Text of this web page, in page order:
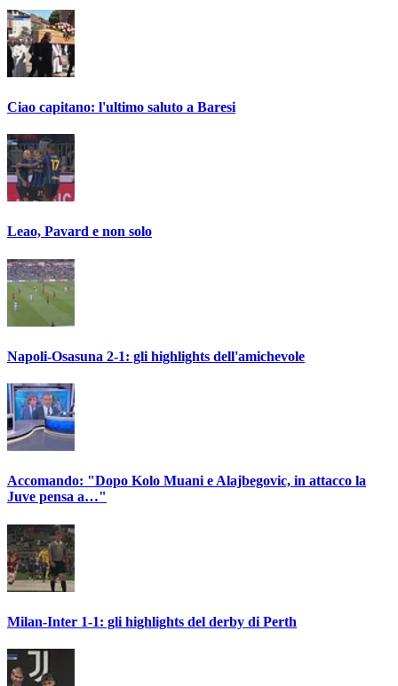
Ciao capitano: l'ultimo saluto a Baresi
Leao, Pavard e non solo
Napoli-Osasuna 2-1: gli highlights dell'amichevole
Accomando: "Dopo Kolo Muani e Alajbegovic, in attacco la
Juve pensa a…"
Milan-Inter 1-1: gli highlights del derby di Perth